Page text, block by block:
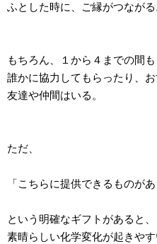
ふとした時に、ご縁がつながる
もちろん、１から４までの間も
誰かに協力してもらったり、
友達や仲間はいる。
ただ、
「こちらに提供できるものがあ
という明確なギフトがあると、
素晴らしい化学変化が起きやす